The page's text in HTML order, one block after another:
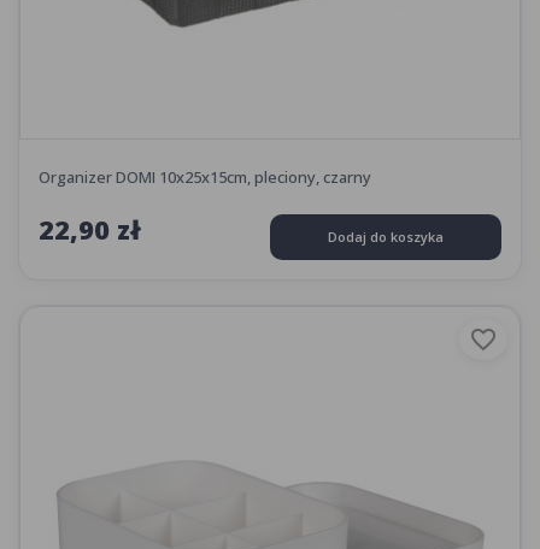
Organizer DOMI 10x25x15cm, pleciony, czarny
22,90 zł Dodaj do koszyka
favorite_border